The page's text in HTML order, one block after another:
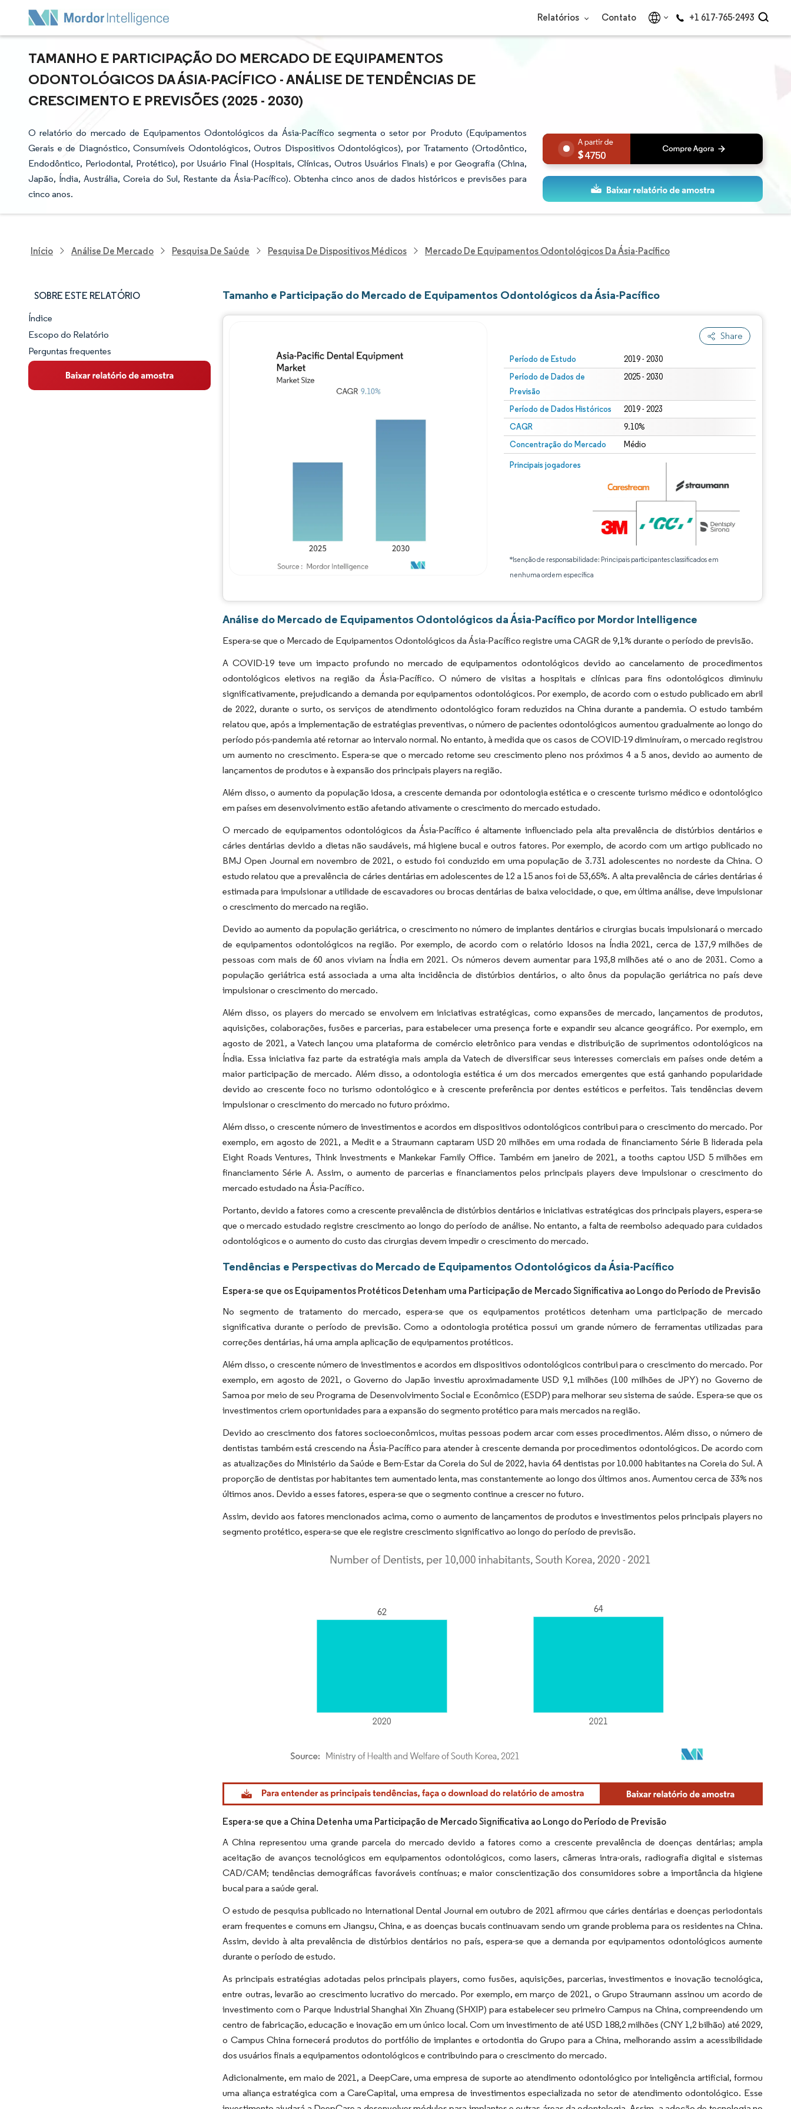
Relatórios Contato +1 617-765-2493
TAMANHO E PARTICIPAÇÃO DO MERCADO DE EQUIPAMENTOS
ODONTOLÓGICOS DA ÁSIA-PACÍFICO - ANÁLISE DE TENDÊNCIAS DE
CRESCIMENTO E PREVISÕES (2025 - 2030)
O relatório do mercado de Equipamentos Odontológicos da Ásia-Pacífico segmenta o setor por Produto (Equipamentos
Gerais e de Diagnóstico, Consumíveis Odontológicos, Outros Dispositivos Odontológicos), por Tratamento (Ortodôntico,
Endodôntico, Periodontal, Protético), por Usuário Final (Hospitais, Clínicas, Outros Usuários Finais) e por Geografia (China,
Japão, Índia, Austrália, Coreia do Sul, Restante da Ásia-Pacífico). Obtenha cinco anos de dados históricos e previsões para
cinco anos.
4750
Início Análise De Mercado Pesquisa De Saúde Pesquisa De Dispositivos Médicos Mercado De Equipamentos Odontológicos Da Ásia-Pacífico
SOBRE ESTE RELATÓRIO
Panorama do Mercado
Visão Geral do Mercado
Principais Tendências de Mercado
Índice
Escopo do Relatório
Perguntas frequentes
Tamanho e Participação do Mercado de Equipamentos Odontológicos da Ásia-Pacífico
Share
Período de Estudo 2019 - 2030
Período de Dados de
Previsão
2025 - 2030
Período de Dados Históricos 2019 - 2023
CAGR 9.10%
Concentração do Mercado Médio
Principais jogadores
*Isenção de responsabilidade: Principais participantes classificados em
nenhuma ordem específica
Análise do Mercado de Equipamentos Odontológicos da Ásia-Pacífico por Mordor Intelligence
Espera-se que o Mercado de Equipamentos Odontológicos da Ásia-Pacífico registre uma CAGR de 9,1% durante o período de previsão.
A COVID-19 teve um impacto profundo no mercado de equipamentos odontológicos devido ao cancelamento de procedimentos
odontológicos eletivos na região da Ásia-Pacífico. O número de visitas a hospitais e clínicas para fins odontológicos diminuiu
significativamente, prejudicando a demanda por equipamentos odontológicos. Por exemplo, de acordo com o estudo publicado em abril
de 2022, durante o surto, os serviços de atendimento odontológico foram reduzidos na China durante a pandemia. O estudo também
relatou que, após a implementação de estratégias preventivas, o número de pacientes odontológicos aumentou gradualmente ao longo do
período pós-pandemia até retornar ao intervalo normal. No entanto, à medida que os casos de COVID-19 diminuíram, o mercado registrou
um aumento no crescimento. Espera-se que o mercado retome seu crescimento pleno nos próximos 4 a 5 anos, devido ao aumento de
lançamentos de produtos e à expansão dos principais players na região.
Além disso, o aumento da população idosa, a crescente demanda por odontologia estética e o crescente turismo médico e odontológico
em países em desenvolvimento estão afetando ativamente o crescimento do mercado estudado.
O mercado de equipamentos odontológicos da Ásia-Pacífico é altamente influenciado pela alta prevalência de distúrbios dentários e
cáries dentárias devido a dietas não saudáveis, má higiene bucal e outros fatores. Por exemplo, de acordo com um artigo publicado no
BMJ Open Journal em novembro de 2021, o estudo foi conduzido em uma população de 3.731 adolescentes no nordeste da China. O
estudo relatou que a prevalência de cáries dentárias em adolescentes de 12 a 15 anos foi de 53,65%. A alta prevalência de cáries dentárias é
estimada para impulsionar a utilidade de escavadores ou brocas dentárias de baixa velocidade, o que, em última análise, deve impulsionar
o crescimento do mercado na região.
Devido ao aumento da população geriátrica, o crescimento no número de implantes dentários e cirurgias bucais impulsionará o mercado
de equipamentos odontológicos na região. Por exemplo, de acordo com o relatório Idosos na Índia 2021, cerca de 137,9 milhões de
pessoas com mais de 60 anos viviam na Índia em 2021. Os números devem aumentar para 193,8 milhões até o ano de 2031. Como a
população geriátrica está associada a uma alta incidência de distúrbios dentários, o alto ônus da população geriátrica no país deve
impulsionar o crescimento do mercado.
Além disso, os players do mercado se envolvem em iniciativas estratégicas, como expansões de mercado, lançamentos de produtos,
aquisições, colaborações, fusões e parcerias, para estabelecer uma presença forte e expandir seu alcance geográfico. Por exemplo, em
agosto de 2021, a Vatech lançou uma plataforma de comércio eletrônico para vendas e distribuição de suprimentos odontológicos na
Índia. Essa iniciativa faz parte da estratégia mais ampla da Vatech de diversificar seus interesses comerciais em países onde detém a
maior participação de mercado. Além disso, a odontologia estética é um dos mercados emergentes que está ganhando popularidade
devido ao crescente foco no turismo odontológico e à crescente preferência por dentes estéticos e perfeitos. Tais tendências devem
impulsionar o crescimento do mercado no futuro próximo.
Além disso, o crescente número de investimentos e acordos em dispositivos odontológicos contribui para o crescimento do mercado. Por
exemplo, em agosto de 2021, a Medit e a Straumann captaram USD 20 milhões em uma rodada de financiamento Série B liderada pela
Eight Roads Ventures, Think Investments e Mankekar Family Office. Também em janeiro de 2021, a tooths captou USD 5 milhões em
financiamento Série A. Assim, o aumento de parcerias e financiamentos pelos principais players deve impulsionar o crescimento do
mercado estudado na Ásia-Pacífico.
Portanto, devido a fatores como a crescente prevalência de distúrbios dentários e iniciativas estratégicas dos principais players, espera-se
que o mercado estudado registre crescimento ao longo do período de análise. No entanto, a falta de reembolso adequado para cuidados
odontológicos e o aumento do custo das cirurgias devem impedir o crescimento do mercado.
Tendências e Perspectivas do Mercado de Equipamentos Odontológicos da Ásia-Pacífico
Espera-se que os Equipamentos Protéticos Detenham uma Participação de Mercado Significativa ao Longo do Período de Previsão
No segmento de tratamento do mercado, espera-se que os equipamentos protéticos detenham uma participação de mercado
significativa durante o período de previsão. Como a odontologia protética possui um grande número de ferramentas utilizadas para
correções dentárias, há uma ampla aplicação de equipamentos protéticos.
Além disso, o crescente número de investimentos e acordos em dispositivos odontológicos contribui para o crescimento do mercado. Por
exemplo, em agosto de 2021, o Governo do Japão investiu aproximadamente USD 9,1 milhões (100 milhões de JPY) no Governo de
Samoa por meio de seu Programa de Desenvolvimento Social e Econômico (ESDP) para melhorar seu sistema de saúde. Espera-se que os
investimentos criem oportunidades para a expansão do segmento protético para mais mercados na região.
Devido ao crescimento dos fatores socioeconômicos, muitas pessoas podem arcar com esses procedimentos. Além disso, o número de
dentistas também está crescendo na Ásia-Pacífico para atender à crescente demanda por procedimentos odontológicos. De acordo com
as atualizações do Ministério da Saúde e Bem-Estar da Coreia do Sul de 2022, havia 64 dentistas por 10.000 habitantes na Coreia do Sul. A
proporção de dentistas por habitantes tem aumentado lenta, mas constantemente ao longo dos últimos anos. Aumentou cerca de 33% nos
últimos anos. Devido a esses fatores, espera-se que o segmento continue a crescer no futuro.
Assim, devido aos fatores mencionados acima, como o aumento de lançamentos de produtos e investimentos pelos principais players no
segmento protético, espera-se que ele registre crescimento significativo ao longo do período de previsão.
Imagem © Mordor Intelligence. O reuso requer atribuição conforme CC BY 4.0.
Espera-se que a China Detenha uma Participação de Mercado Significativa ao Longo do Período de Previsão
A China representou uma grande parcela do mercado devido a fatores como a crescente prevalência de doenças dentárias; ampla
aceitação de avanços tecnológicos em equipamentos odontológicos, como lasers, câmeras intra-orais, radiografia digital e sistemas
CAD/CAM; tendências demográficas favoráveis contínuas; e maior conscientização dos consumidores sobre a importância da higiene
bucal para a saúde geral.
O estudo de pesquisa publicado no International Dental Journal em outubro de 2021 afirmou que cáries dentárias e doenças periodontais
eram frequentes e comuns em Jiangsu, China, e as doenças bucais continuavam sendo um grande problema para os residentes na China.
Assim, devido à alta prevalência de distúrbios dentários no país, espera-se que a demanda por equipamentos odontológicos aumente
durante o período de estudo.
As principais estratégias adotadas pelos principais players, como fusões, aquisições, parcerias, investimentos e inovação tecnológica,
entre outras, levarão ao crescimento lucrativo do mercado. Por exemplo, em março de 2021, o Grupo Straumann assinou um acordo de
investimento com o Parque Industrial Shanghai Xin Zhuang (SHXIP) para estabelecer seu primeiro Campus na China, compreendendo um
centro de fabricação, educação e inovação em um único local. Com um investimento de até USD 188,2 milhões (CNY 1,2 bilhão) até 2029,
o Campus China fornecerá produtos do portfólio de implantes e ortodontia do Grupo para a China, melhorando assim a acessibilidade
dos usuários finais a equipamentos odontológicos e contribuindo para o crescimento do mercado.
Adicionalmente, em maio de 2021, a DeepCare, uma empresa de suporte ao atendimento odontológico por inteligência artificial, formou
uma aliança estratégica com a CareCapital, uma empresa de investimentos especializada no setor de atendimento odontológico. Esse